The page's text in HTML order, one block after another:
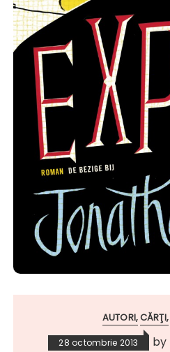
AUTORI CĂRŢI
28 octombrie 2013 by